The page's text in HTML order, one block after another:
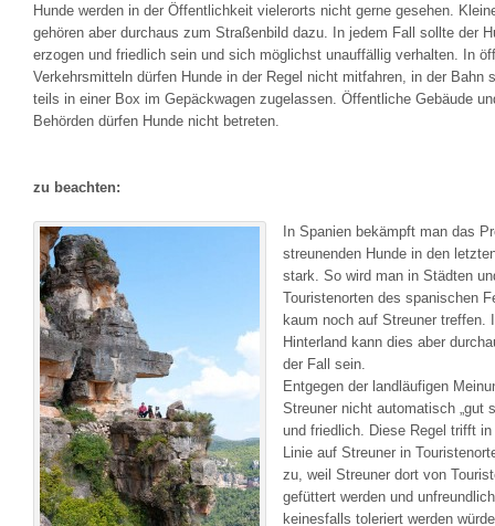
Hunde werden in der Öffentlichkeit vielerorts nicht gerne gesehen.
gehören aber durchaus zum Straßenbild dazu. In jedem Fall sollte der
erzogen und friedlich sein und sich möglichst unauffällig verhalten. In
Verkehrsmitteln dürfen Hunde in der Regel nicht mitfahren, in der Bahn
teils in einer Box im Gepäckwagen zugelassen. Öffentliche Gebäude
Behörden dürfen Hunde nicht betreten.
zu beachten:
In Spanien bekämpft man das
streunenden Hunde in den
stark. So wird man in Städten
Touristenorten des spanischen
kaum noch auf Streuner treffen.
Hinterland kann dies aber
der Fall sein.
Entgegen der landläufigen
Streuner nicht automatisch „gut
und friedlich. Diese Regel trifft in
Linie auf Streuner in
zu, weil Streuner dort von
gefüttert werden und
keinesfalls toleriert werden